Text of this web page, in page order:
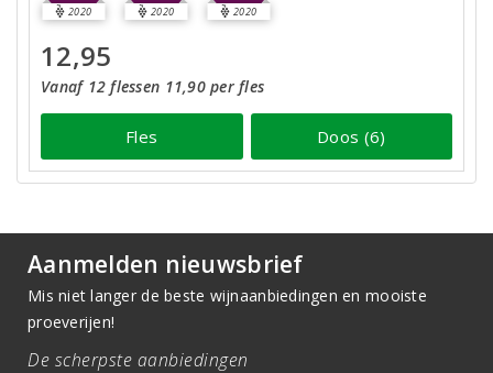
2020 2020 2020
12,95
Vanaf 12 flessen 11,90 per fles
Fles Doos (6)
Aanmelden nieuwsbrief
Mis niet langer de beste wijnaanbiedingen en mooiste
proeverijen!
De scherpste aanbiedingen